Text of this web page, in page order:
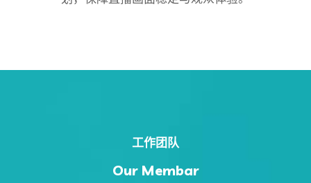
工作团队
Our Membar